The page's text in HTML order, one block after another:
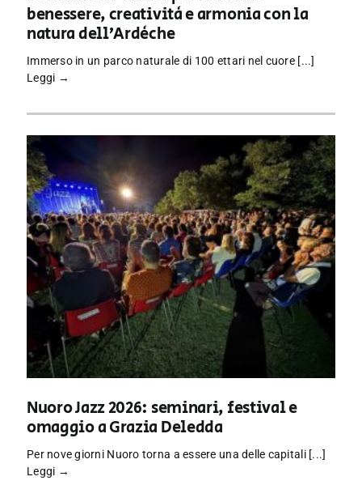
benessere, creatività e armonia con la
natura dell’Ardèche
Immerso in un parco naturale di 100 ettari nel cuore [...]
Leggi →
Nuoro Jazz 2026: seminari, festival e
omaggio a Grazia Deledda
Per nove giorni Nuoro torna a essere una delle capitali [...]
Leggi →